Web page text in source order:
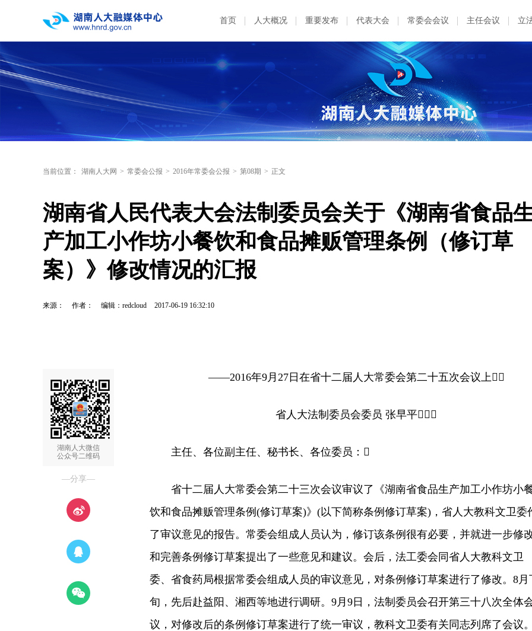
首页 人大概况 重要发布 代表大会 常委会会议 主任会议 立
当前位置： 湖南人大网 > 常委会公报 > 2016年常委会公报 > 第08期 > 正文
湖南省人民代表大会法制委员会关于《湖南省食品
产加工小作坊小餐饮和食品摊贩管理条例（修订草
案）》修改情况的汇报
来源： 作者： 编辑：redcloud 2017-06-19 16:32:10
湖南人大微信
公众号二维码
—分享—
——2016年9月27日在省十二届人大常委会第二十五次会议上
省人大法制委员会委员 张早平
主任、各位副主任、秘书长、各位委员：
省十二届人大常委会第二十三次会议审议了《湖南省食品生产加工小作坊小
饮和食品摊贩管理条例(修订草案)》(以下简称条例修订草案)，省人大教科文卫委
了审议意见的报告。常委会组成人员认为，修订该条例很有必要，并就进一步修
和完善条例修订草案提出了一些意见和建议。会后，法工委会同省人大教科文卫
委、省食药局根据常委会组成人员的审议意见，对条例修订草案进行了修改。8月
旬，先后赴益阳、湘西等地进行调研。9月9日，法制委员会召开第三十八次全体
议，对修改后的条例修订草案进行了统一审议，教科文卫委有关同志列席了会议。